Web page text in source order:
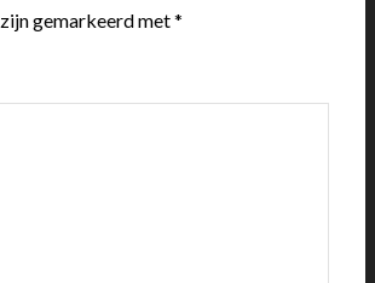
zijn gemarkeerd met*